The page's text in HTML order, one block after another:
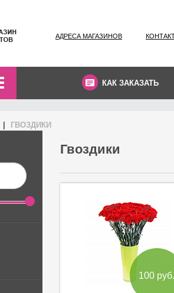
АДРЕСА МАГАЗИНОВ
КАК ЗАКАЗАТЬ
ГВОЗДИКИ
Гвоздики
100 руб.